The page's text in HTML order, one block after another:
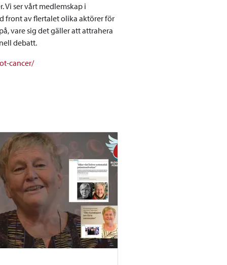
Vi ser vårt medlemskap i
front av flertalet olika aktörer för
vare sig det gäller att attrahera
debatt.
cancer/